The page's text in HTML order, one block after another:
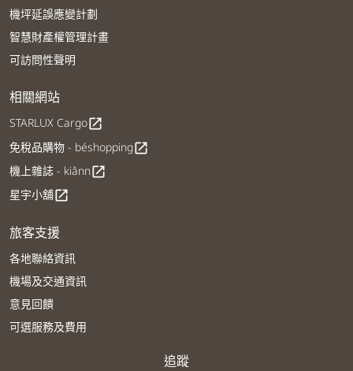
機坪延誤應變計劃
智慧財產權管理計畫
可訪問性聲明
相關網站
STARLUX Cargoopen_in_new
免稅品購物 - béshoppingopen_in_new
機上雜誌 - kiânnopen_in_new
星宇小舖open_in_new
旅客支援
各地聯絡資訊
機場及交通資訊
意見回饋
可選服務及費用
追蹤